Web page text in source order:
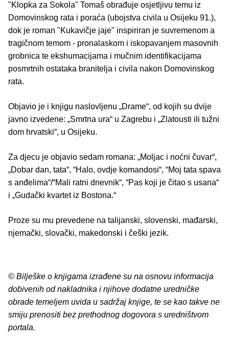
"Klopka za Sokola" Tomaš obrađuje osjetljivu temu iz
Domovinskog rata i poraća (ubojstva civila u Osijeku 91.),
dok je roman "Kukavičje jaje" inspiriran je suvremenom a
tragičnom temom - pronalaskom i iskopavanjem masovnih
grobnica te ekshumacijama i mučnim identifikacijama
posmrtnih ostataka branitelja i civila nakon Domovinskog
rata.
Objavio je i knjigu naslovljenu „Drame“, od kojih su dvije
javno izvedene: „Smrtna ura“ u Zagrebu i „Zlatousti ili tužni
dom hrvatski“, u Osijeku.
Za djecu je objavio sedam romana: „Moljac i noćni čuvar“,
„Dobar dan, tata“, “Halo, ovdje komandosi“, “Moj tata spava
s anđelima“/“Mali ratni dnevnik“, “Pas koji je čitao s usana“
i „Gudački kvartet iz Bostona.“
Proze su mu prevedene na talijanski, slovenski, mađarski,
njemački, slovački, makedonski i češki jezik.
© Bilješke o knjigama izrađene su na osnovu informacija
dobivenih od nakladnika i njihove dodatne uredničke
obrade temeljem uvida u sadržaj knjige, te se kao takve ne
smiju prenositi bez prethodnog dogovora s uredništvom
portala.